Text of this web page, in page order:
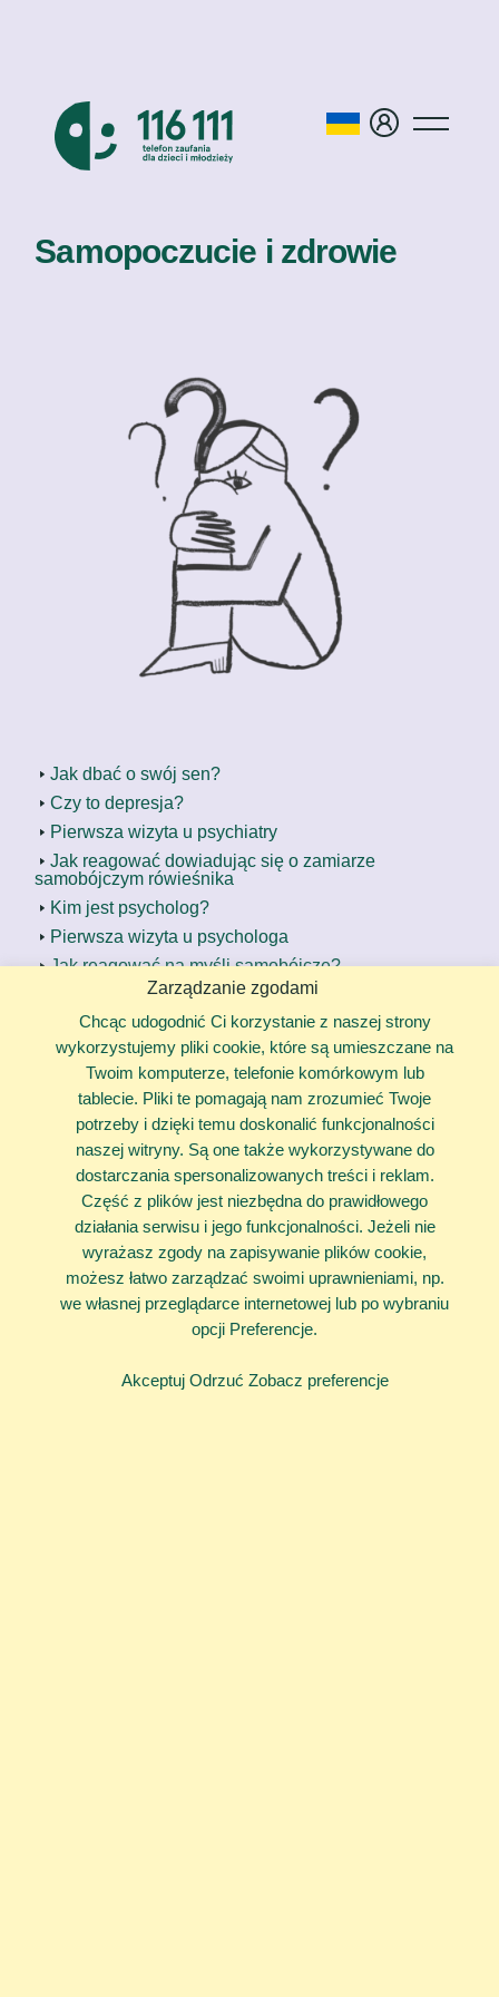
Samopoczucie i zdrowie
Jak dbać o swój sen?
Czy to depresja?
Pierwsza wizyta u psychiatry
Jak reagować dowiadując się o zamiarze
samobójczym rówieśnika
Kim jest psycholog?
Pierwsza wizyta u psychologa
Jak reagować na myśli samobójcze?
Jak radzić sobie z samokrytyką?
Bulimia
Jak radzić sobie ze stratą bliskiej osoby?
Bałagan w głowie?
Poukładamy to!
zadzwoń 116 111
Zarządzanie zgodami
Chcąc udogodnić Ci korzystanie z naszej strony
wykorzystujemy pliki cookie, które są umieszczane na
Twoim komputerze, telefonie komórkowym lub
tablecie. Pliki te pomagają nam zrozumieć Twoje
potrzeby i dzięki temu doskonalić funkcjonalności
naszej witryny. Są one także wykorzystywane do
dostarczania spersonalizowanych treści i reklam.
Część z plików jest niezbędna do prawidłowego
działania serwisu i jego funkcjonalności. Jeżeli nie
wyrażasz zgody na zapisywanie plików cookie,
możesz łatwo zarządzać swoimi uprawnieniami, np.
we własnej przeglądarce internetowej lub po wybraniu
opcji Preferencje.
Akceptuj Odrzuć Zobacz preferencje